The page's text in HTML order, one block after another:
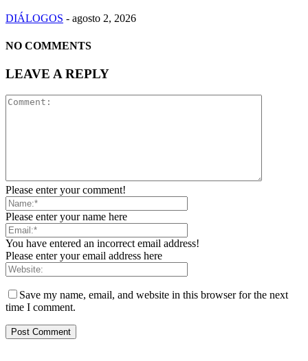
DIÁLOGOS - agosto 2, 2026
NO COMMENTS
LEAVE A REPLY
Please enter your comment!
Please enter your name here
You have entered an incorrect email address!
Please enter your email address here
Save my name, email, and website in this browser for the next
time I comment.